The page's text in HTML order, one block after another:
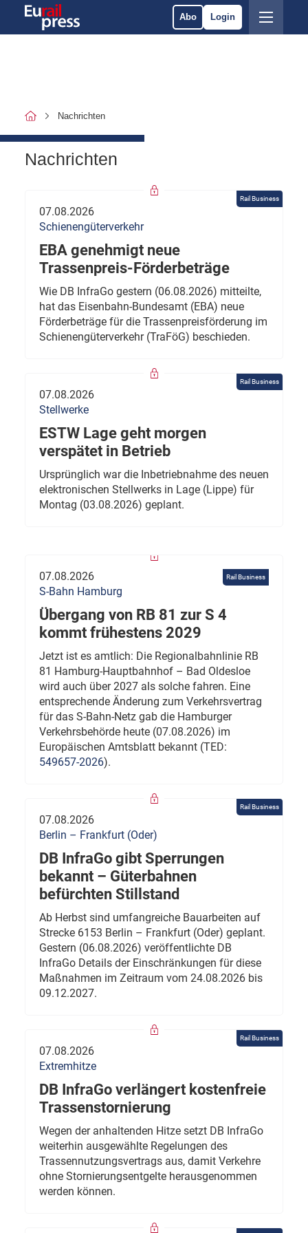
Abo Login
Nachrichten
Nachrichten
Rail Business
07.08.2026
Schienengüterverkehr
EBA genehmigt neue
Trassenpreis-Förderbeträge
Wie DB InfraGo gestern (06.08.2026) mitteilte,
hat das Eisenbahn-Bundesamt (EBA) neue
Förderbeträge für die Trassenpreisförderung im
Schienengüterverkehr (TraFöG) beschieden.
Rail Business
07.08.2026
Stellwerke
ESTW Lage geht morgen
verspätet in Betrieb
Ursprünglich war die Inbetriebnahme des neuen
elektronischen Stellwerks in Lage (Lippe) für
Montag (03.08.2026) geplant.
Rail Business
07.08.2026
S-Bahn Hamburg
Übergang von RB 81 zur S 4
kommt frühestens 2029
Jetzt ist es amtlich: Die Regionalbahnlinie RB
81 Hamburg-Hauptbahnhof – Bad Oldesloe
wird auch über 2027 als solche fahren. Eine
entsprechende Änderung zum Verkehrsvertrag
für das S-Bahn-Netz gab die Hamburger
Verkehrsbehörde heute (07.08.2026) im
Europäischen Amtsblatt bekannt (TED:
549657-2026).
Rail Business
07.08.2026
Berlin – Frankfurt (Oder)
DB InfraGo gibt Sperrungen
bekannt – Güterbahnen
befürchten Stillstand
Ab Herbst sind umfangreiche Bauarbeiten auf
Strecke 6153 Berlin – Frankfurt (Oder) geplant.
Gestern (06.08.2026) veröffentlichte DB
InfraGo Details der Einschränkungen für diese
Maßnahmen im Zeitraum vom 24.08.2026 bis
09.12.2027.
Rail Business
07.08.2026
Extremhitze
DB InfraGo verlängert kostenfreie
Trassenstornierung
Wegen der anhaltenden Hitze setzt DB InfraGo
weiterhin ausgewählte Regelungen des
Trassennutzungsvertrags aus, damit Verkehre
ohne Stornierungsentgelte herausgenommen
werden können.